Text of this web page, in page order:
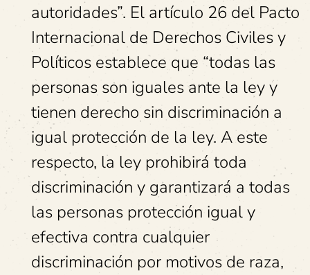
autoridades”. El artículo 26 del Pacto
Internacional de Derechos Civiles y
Políticos establece que “todas las
personas son iguales ante la ley y
tienen derecho sin discriminación a
igual protección de la ley. A este
respecto, la ley prohibirá toda
discriminación y garantizará a todas
las personas protección igual y
efectiva contra cualquier
discriminación por motivos de raza,